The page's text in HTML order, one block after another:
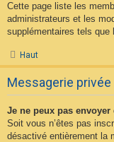
Cette page liste les
administrateurs et les
supplémentaires tels que
Haut
Messagerie privée
Je ne peux pas
Soit vous n’êtes pas
désactivé entièrement la